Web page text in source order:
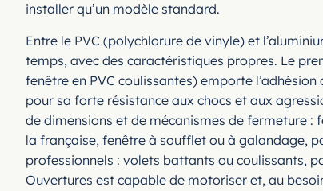
installer qu’un modèle standard.
Entre le PVC (polychlorure de vinyle) et
temps, avec des caractéristiques propres. Le
fenêtre en PVC coulissantes) emporte
pour sa forte résistance aux chocs et aux
de dimensions et de mécanismes de fermeture
la française, fenêtre à soufflet ou à galandage,
professionnels : volets battants ou coulissants,
Ouvertures est capable de motoriser et, au